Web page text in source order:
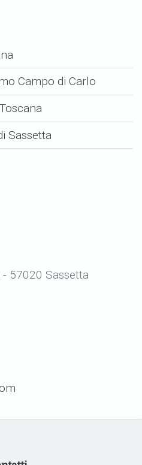
Campo di Carlo
Sassetta
57020 Sassetta